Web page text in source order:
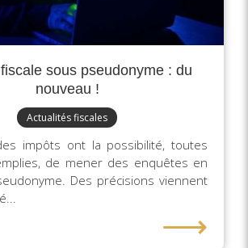
sous pseudonyme : du
nouveau !
Actualités fiscales
impôts ont la possibilité, toutes
de mener des enquêtes en
Des précisions viennent
⟶